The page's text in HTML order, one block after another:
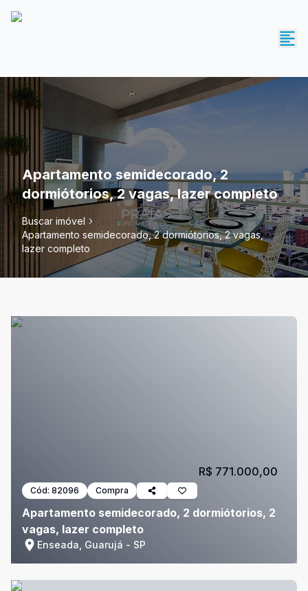
Apartamento semidecorado, 2
dormiótorios, 2 vagas, lazer completo
Buscar imóvel
Apartamento semidecorado, 2 dormiótorios, 2 vagas,
lazer completo
Cód: 82096 Compra
Apartamento semidecorado, 2 dormiótorios, 2
vagas, lazer completo
Enseada, Guarujá - SP
R$ 771.000,00